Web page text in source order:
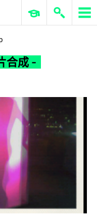
合成 -《dPicture》
ERP 與商業 AI
合成 -